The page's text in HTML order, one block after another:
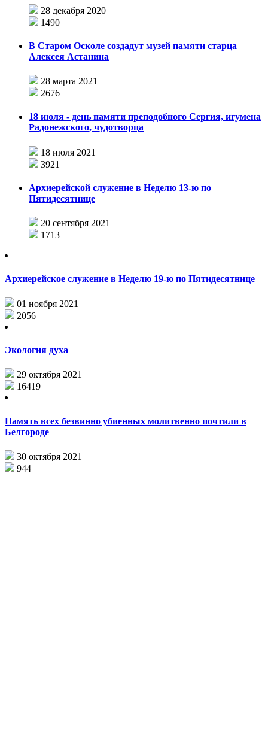
28 декабря 2020
1490
В Старом Осколе создадут музей памяти старца
Алексея Астанина
28 марта 2021
2676
18 июля - день памяти преподобного Сергия, игумена
Радонежского, чудотворца
18 июля 2021
3921
Архиерейской служение в Неделю 13-ю по
Пятидесятнице
20 сентября 2021
1713
Архиерейское служение в Неделю 19-ю по Пятидесятнице
01 ноября 2021
2056
Экология духа
29 октября 2021
16419
Память всех безвинно убиенных молитвенно почтили в
Белгороде
30 октября 2021
944